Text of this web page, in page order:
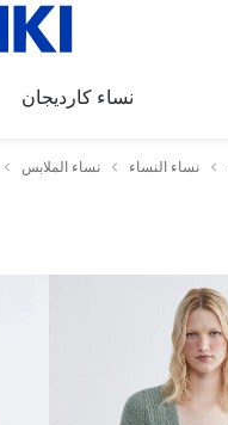
نساء كارديجان
نساء النساء نساء الملابس